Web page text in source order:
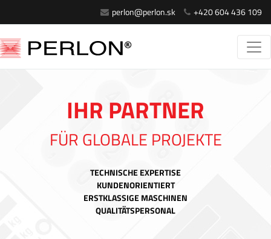
perlon@perlon.sk +420 604 436 109
IHR PARTNER
FÜR GLOBALE PROJEKTE
TECHNISCHE EXPERTISE
KUNDENORIENTIERT
ERSTKLASSIGE MASCHINEN
QUALITÄTSPERSONAL